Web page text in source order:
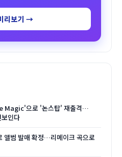
리보기 →
Magic'으로 '논스탑' 재출격…
인다
앨범 발매 확정…리메이크 곡으로